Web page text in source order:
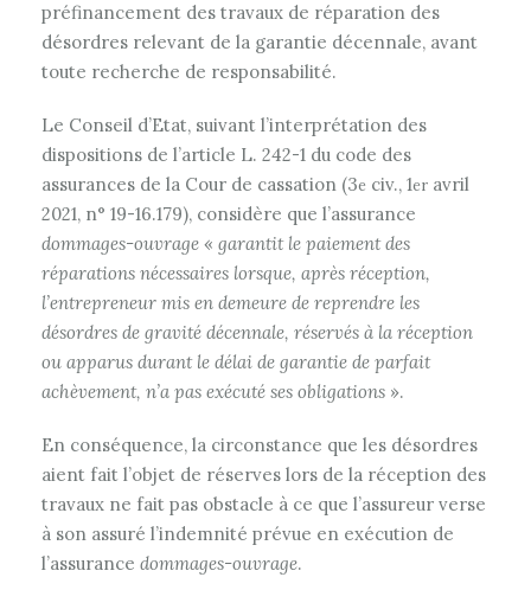
préfinancement des travaux de réparation des
désordres relevant de la garantie décennale, avant
toute recherche de responsabilité.
Le Conseil d’Etat, suivant l’interprétation des
dispositions de l’article L. 242-1 du code des
assurances de la Cour de cassation (3e civ., 1er avril
2021, n° 19-16.179), considère que l’assurance
dommages-ouvrage « garantit le paiement des
réparations nécessaires lorsque, après réception,
l’entrepreneur mis en demeure de reprendre les
désordres de gravité décennale, réservés à la réception
ou apparus durant le délai de garantie de parfait
achèvement, n’a pas exécuté ses obligations ».
En conséquence, la circonstance que les désordres
aient fait l’objet de réserves lors de la réception des
travaux ne fait pas obstacle à ce que l’assureur verse
à son assuré l’indemnité prévue en exécution de
l’assurance dommages-ouvrage.